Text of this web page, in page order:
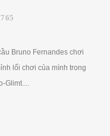
Bruno Fernandes chơi
lối chơi của mình trong